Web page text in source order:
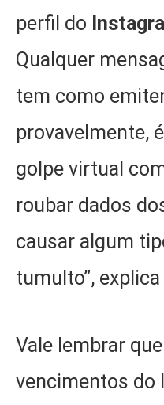
perfil do
Qualquer
tem como
provavelmente,
golpe virtual
roubar dados
causar algum
tumulto”,
Vale lembrar
vencimentos do